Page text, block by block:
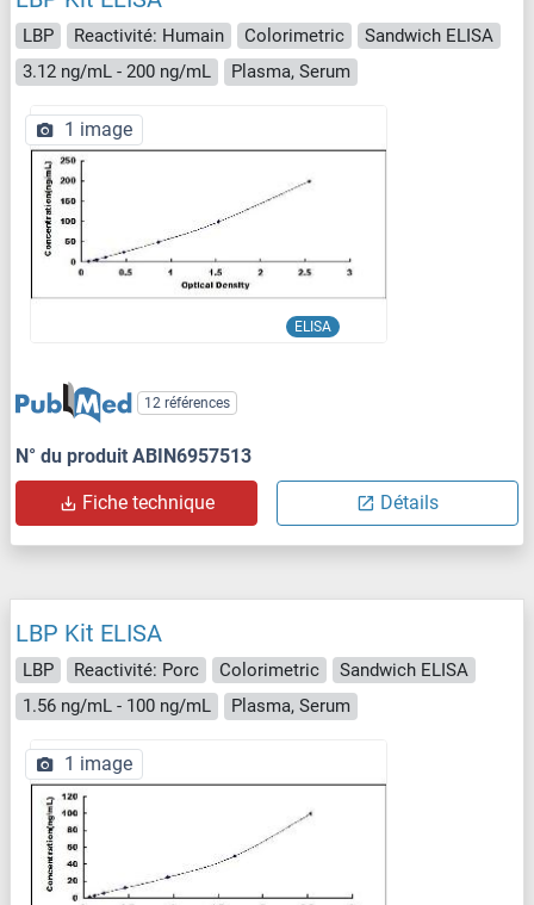
LBP Reactivité: Humain Colorimetric
Sandwich ELISA
3.12 ng/mL - 200 ng/mL
Plasma, Serum
ELISA
1 image
12 références
N° du produit ABIN6957513
Fiche technique Détails
LBP Kit ELISA
LBP Reactivité: Porc Colorimetric
Sandwich ELISA
1.56 ng/mL - 100 ng/mL
Plasma, Serum
1 image